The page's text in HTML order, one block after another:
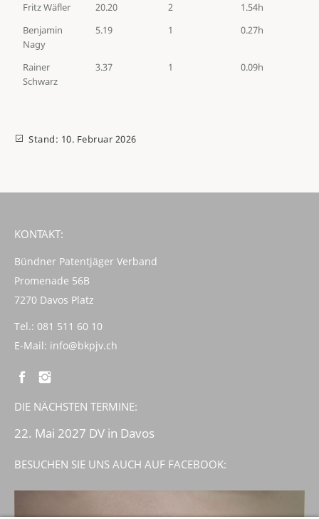
Fritz Wäfler 20.20 2
1.54h
Benjamin
Nagy
5.19 1 0.27h
Rainer
Schwarz
3.37 1 0.09h
Stand: 10. Februar 2026
KONTAKT:
Bündner Patentjäger Verband
Promenade 56B
7270 Davos Platz
Tel.: 081 511 60 10
E-Mail: info@bkpjv.ch
DIE NÄCHSTEN TERMINE:
22. Mai 2027 DV in Davos
BESUCHEN SIE UNS AUCH AUF FACEBOOK: